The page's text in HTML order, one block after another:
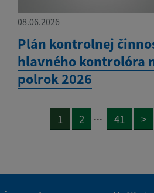
08.06.2026
Plán kontrolnej
hlavného kontrolóra
polrok 2026
1 2 ... 41 >